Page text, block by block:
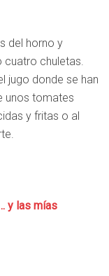
del horno y
cuatro chuletas.
jugo donde se han
unos tomates
y fritas o al
y las mías